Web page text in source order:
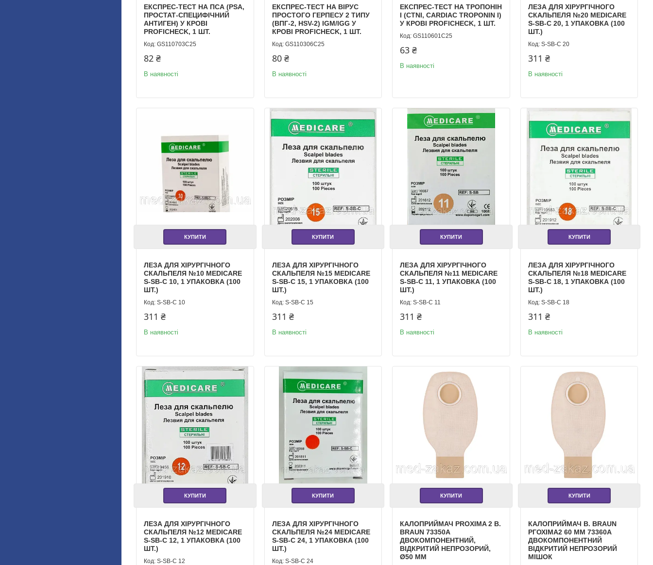
ЕКСПРЕС-ТЕСТ НА ПСА (PSA,
ПРОСТАТ-СПЕЦИФІЧНИЙ
АНТИГЕН) У КРОВІ
PROFICHECK, 1 ШТ.
GS110703C25
82 ₴
В наявності
ЕКСПРЕС-ТЕСТ НА ВІРУС
ПРОСТОГО ГЕРПЕСУ 2 ТИПУ
(ВПГ-2, HSV-2) IGM/IGG У
КРОВІ PROFICHECK, 1 ШТ.
GS110306C25
80 ₴
В наявності
ЕКСПРЕС-ТЕСТ НА ТРОПОНІН
I (CTNI, CARDIAC TROPONIN I)
У КРОВІ PROFICHECK, 1 ШТ.
GS110601C25
63 ₴
В наявності
ЛЕЗА ДЛЯ ХІРУРГІЧНОГО
СКАЛЬПЕЛЯ №20 MEDICARE
S-SB-C 20, 1 УПАКОВКА (100
ШТ.)
S-SB-С 20
311 ₴
В наявності
КУПИТИ
ЛЕЗА ДЛЯ ХІРУРГІЧНОГО
СКАЛЬПЕЛЯ №10 MEDICARE
S-SB-C 10, 1 УПАКОВКА (100
ШТ.)
S-SB-С 10
311 ₴
В наявності
КУПИТИ
ЛЕЗА ДЛЯ ХІРУРГІЧНОГО
СКАЛЬПЕЛЯ №15 MEDICARE
S-SB-C 15, 1 УПАКОВКА (100
ШТ.)
S-SB-С 15
311 ₴
В наявності
КУПИТИ
ЛЕЗА ДЛЯ ХІРУРГІЧНОГО
СКАЛЬПЕЛЯ №11 MEDICARE
S-SB-C 11, 1 УПАКОВКА (100
ШТ.)
S-SB-С 11
311 ₴
В наявності
КУПИТИ
ЛЕЗА ДЛЯ ХІРУРГІЧНОГО
СКАЛЬПЕЛЯ №18 MEDICARE
S-SB-C 18, 1 УПАКОВКА (100
ШТ.)
S-SB-С 18
311 ₴
В наявності
КУПИТИ
ЛЕЗА ДЛЯ ХІРУРГІЧНОГО
СКАЛЬПЕЛЯ №12 MEDICARE
S-SB-C 12, 1 УПАКОВКА (100
ШТ.)
S-SB-С 12
КУПИТИ
ЛЕЗА ДЛЯ ХІРУРГІЧНОГО
СКАЛЬПЕЛЯ №24 MEDICARE
S-SB-C 24, 1 УПАКОВКА (100
ШТ.)
S-SB-С 24
КУПИТИ
КАЛОПРИЙМАЧ PROXIMA 2 B.
BRAUN 73350A
ДВОКОМПОНЕНТНИЙ,
ВІДКРИТИЙ НЕПРОЗОРИЙ,
Ø50 ММ
КУПИТИ
КАЛОПРИЙМАЧ B. BRAUN
РГОХІМА2 60 ММ 73360A
ДВОКОМПОНЕНТНИЙ
ВІДКРИТИЙ НЕПРОЗОРИЙ
МІШОК